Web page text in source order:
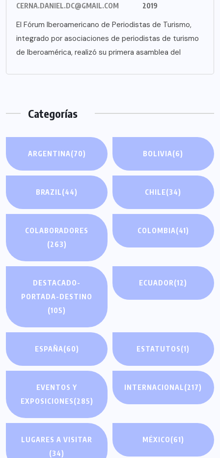
CERNA.DANIEL.DC@GMAIL.COM
2019
El Fórum Iberoamericano de Periodistas de Turismo,
integrado por asociaciones de periodistas de turismo
de Iberoamérica, realizó su primera asamblea del
Categorías
ARGENTINA(70) BOLIVIA(6)
BRAZIL(44) CHILE(34)
COLABORADORES
(263)
COLOMBIA(41)
DESTACADO-
PORTADA-DESTINO
(105)
ECUADOR(12)
ESPAÑA(60) ESTATUTOS(1)
EVENTOS Y
EXPOSICIONES(285)
INTERNACIONAL(217)
LUGARES A VISITAR
(34)
MÉXICO(61)